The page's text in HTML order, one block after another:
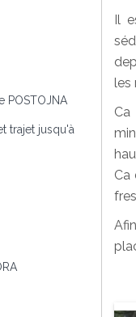
Il
les
Ca
Ca
POSTOJNA
trajet jusqu'à